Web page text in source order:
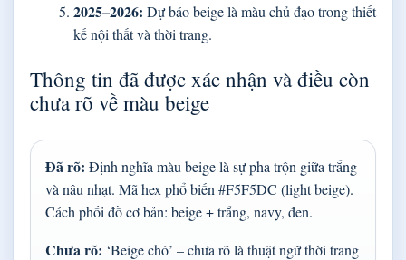
2025–2026: Dự báo beige là màu chủ đạo trong thiết
kế nội thất và thời trang.
Thông tin đã được xác nhận và điều còn
chưa rõ về màu beige
Đã rõ: Định nghĩa màu beige là sự pha trộn giữa trắng
và nâu nhạt. Mã hex phổ biến #F5F5DC (light beige).
Cách phối đồ cơ bản: beige + trắng, navy, đen.
Chưa rõ: ‘Beige chó’ – chưa rõ là thuật ngữ thời trang